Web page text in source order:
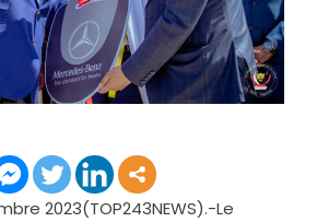
2023(TOP243NEWS).-Le